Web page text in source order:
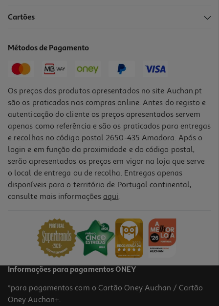
Price reduced from
4,19 €to
Promoção
Cerveja Preta Super Bock Stout Lata 0.5l (sdr)
+0,10 € Depósito
Cartões
Métodos de Pagamento
Os preços dos produtos apresentados no site Auchan.pt
são os praticados nas compras online. Antes do registo e
autenticação do cliente os preços apresentados servem
apenas como referência e são os praticados para entregas
e recolhas no código postal 2650-435 Amadora. Após o
login e em função da proximidade e do código postal,
serão apresentados os preços em vigor na loja que serve
o local de entrega ou de recolha. Entregas apenas
disponíveis para o território de Portugal continental,
consulte mais informações aqui.
Informações para pagamentos ONEY
*para pagamentos com o Cartão Oney Auchan / Cartão
Oney Auchan+.